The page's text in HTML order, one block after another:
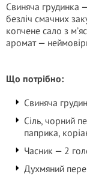
Свиняча грудинка
безліч смачних
копчене сало з
аромат —
Що потрібно:
Cвиняча
Cіль, чорний
паприка,
Часник — 2
Духмяний